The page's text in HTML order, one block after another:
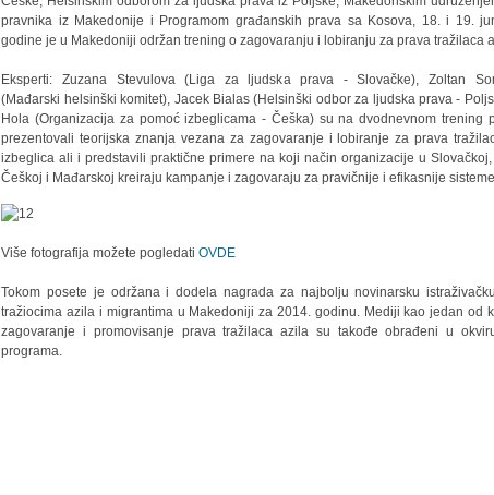
pravnika iz Makedonije i Programom građanskih prava sa Kosova, 18. i 19.
godine je u Makedoniji održan trening o zagovaranju i lobiranju za prava tražilaca
Eksperti: Zuzana Stevulova (Liga za ljudska prava - Slovačke), Zoltan
(Mađarski helsinški komitet), Jacek Bialas (Helsinški odbor za ljudska prava -
Hola (Organizacija za pomoć izbeglicama - Češka) su na dvodnevnom trening
prezentovali teorijska znanja vezana za zagovaranje i lobiranje za prava
izbeglica ali i predstavili praktične primere na koji način organizacije u
Češkoj i Mađarskoj kreiraju kampanje i zagovaraju za pravičnije i efikasnije
Više fotografija možete pogledatiOVDE
Tokom posete je održana i dodela nagrada za najbolju novinarsku
tražiocima azila i migrantima u Makedoniji za 2014. godinu. Mediji kao jedan od
zagovaranje i promovisanje prava tražilaca azila su takođe obrađeni u
programa.